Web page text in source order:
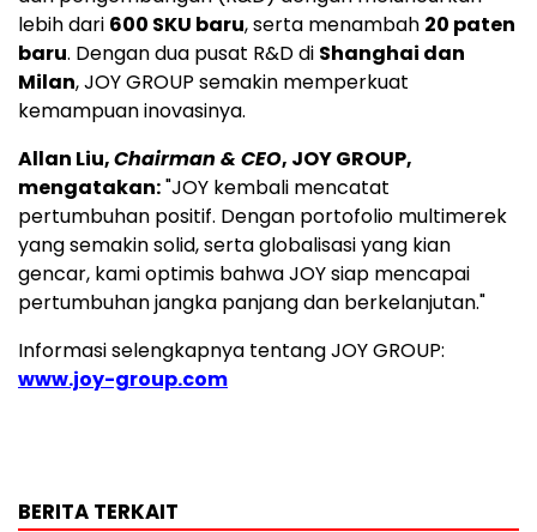
lebih dari 600 SKU baru, serta menambah 20 paten
baru. Dengan dua pusat R&D di Shanghai dan
Milan, JOY GROUP semakin memperkuat
kemampuan inovasinya.
Allan Liu,Chairman & CEO, JOY GROUP,
mengatakan:"JOY kembali mencatat
pertumbuhan positif. Dengan portofolio multimerek
yang semakin solid, serta globalisasi yang kian
gencar, kami optimis bahwa JOY siap mencapai
pertumbuhan jangka panjang dan berkelanjutan."
Informasi selengkapnya tentang JOY GROUP:
www.joy-group.com
BERITA TERKAIT